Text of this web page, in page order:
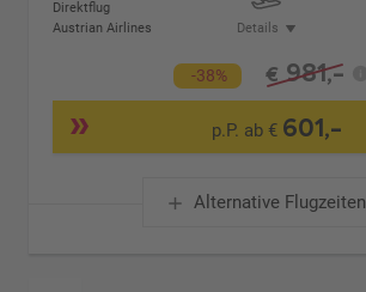
Direktflug
Austrian Airlines
Details
-38% € 981,-
p.P. ab € 601,-
Alternative Flugzeiten